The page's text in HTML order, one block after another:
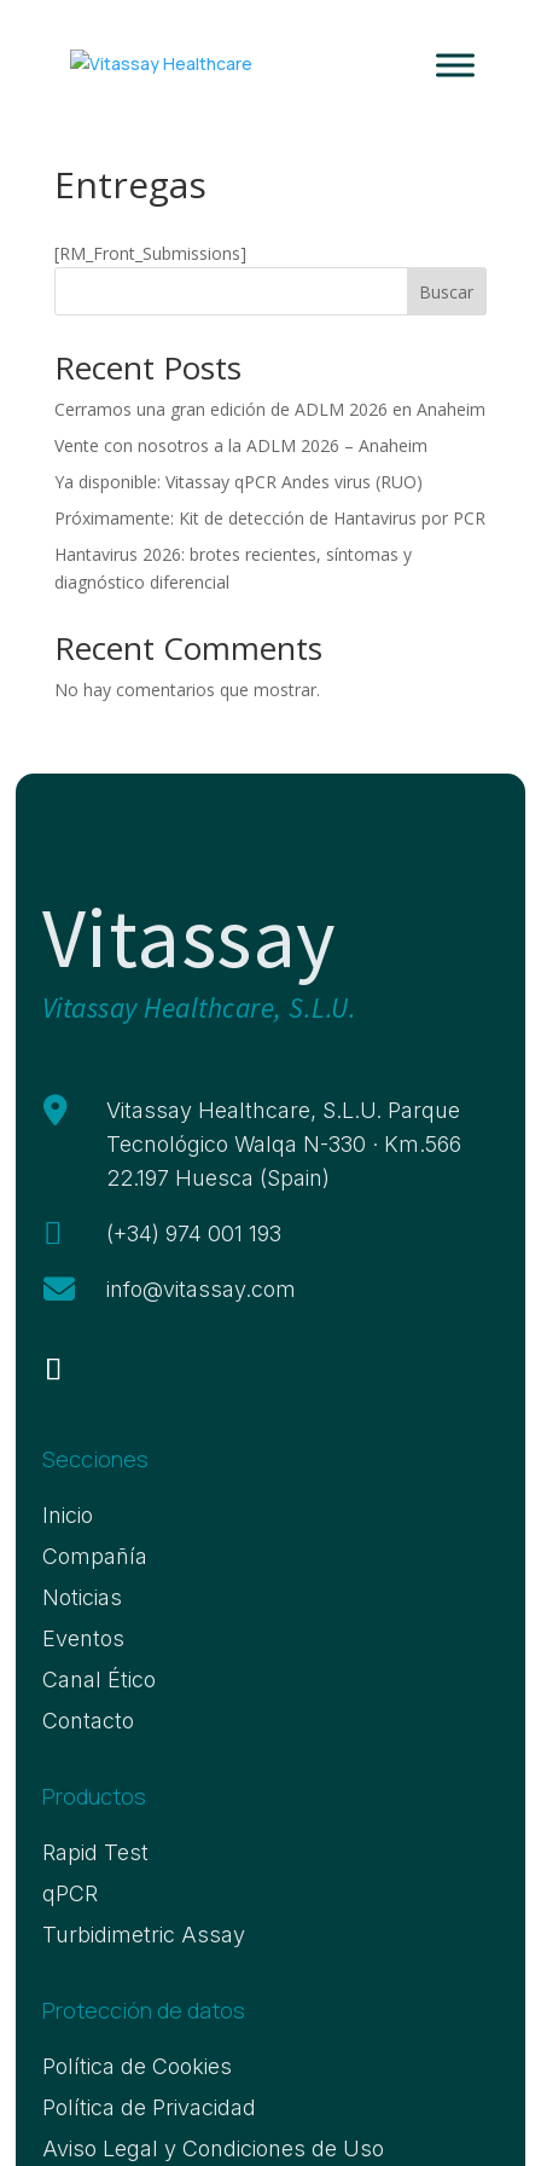
Entregas
[RM_Front_Submissions]
Buscar
Recent Posts
Cerramos una gran edición de ADLM 2026 en Anaheim
Vente con nosotros a la ADLM 2026 – Anaheim
Ya disponible: Vitassay qPCR Andes virus (RUO)
Próximamente: Kit de detección de Hantavirus por PCR
Hantavirus 2026: brotes recientes, síntomas y
diagnóstico diferencial
Recent Comments
No hay comentarios que mostrar.
Vitassay
Vitassay Healthcare, S.L.U.

Vitassay Healthcare, S.L.U. Parque
Tecnológico Walqa N-330 · Km.566
22.197 Huesca (Spain)
 (+34) 974 001 193
 info@vitassay.com
Secciones
Inicio
Compañía
Noticias
Eventos
Canal Ético
Contacto
Productos
Rapid Test
qPCR
Turbidimetric Assay
Protección de datos
Política de Cookies
Política de Privacidad
Aviso Legal y Condiciones de Uso